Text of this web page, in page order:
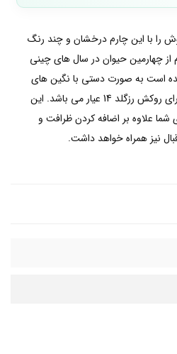
را با این چارم درخشان و چند رنگ
از چهارمین حیوان در سال های چینی
است به صورت دستی با نگین های
صورتی و قرمز درخشان شده و دارای روکش رزگلد 14 عیار می باشد. این
علاوه بر اضافه کردن ظرافت و
نیز همراه خواهد داشت.